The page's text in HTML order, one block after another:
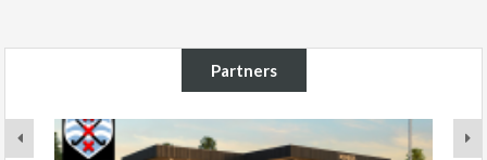
Partners